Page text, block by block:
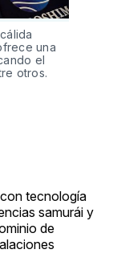
una
el
otros.
tecnología
samurái y
de